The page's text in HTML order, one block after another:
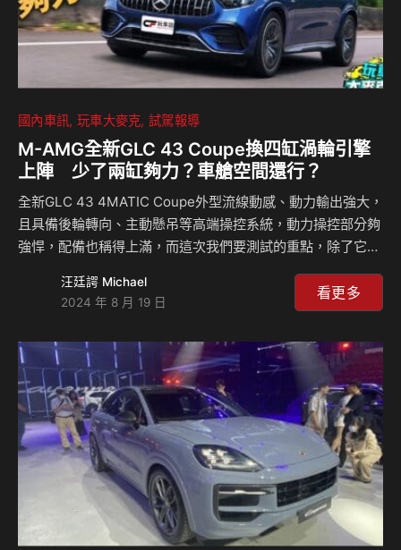
國內車訊 玩車大麥克 試駕報導
M-AMG全新GLC 43 Coupe換四缸渦輪引擎
上陣 少了兩缸夠力？車艙空間還行？
全新GLC 43 4MATIC Coupe外型流線動感、動力輸出強大，
且具備後輪轉向、主動懸吊等高端操控系統，動力操控部分夠
強悍，配備也稱得上滿，而這次我們要測試的重點，除了它新
不行了！ 相關新聞：
汪廷諤 Michael
2024 年 8 月 19 日
看更多